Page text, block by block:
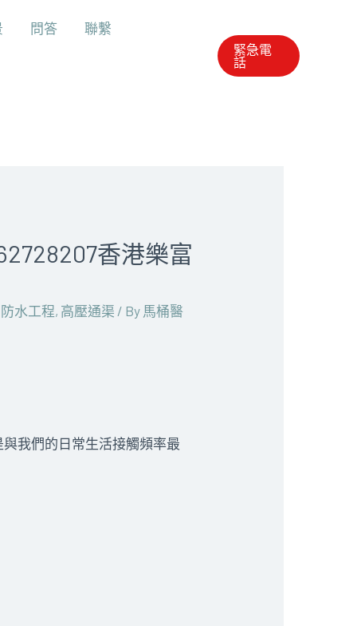
問答 聯繫
緊急電
話
香港樂富
防水工程, 高壓通渠 / By 馬桶醫
與我們的日常生活接觸頻率最